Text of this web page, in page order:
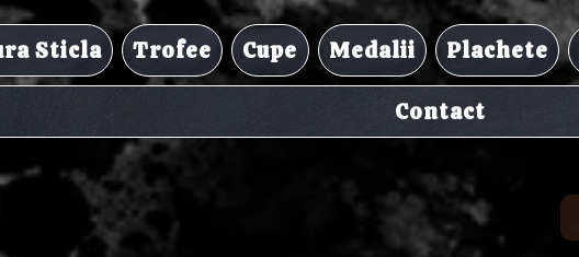
Sticla Trofee Cupe Medalii Plachete
Contact